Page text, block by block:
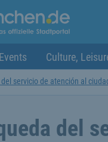
Events Culture,
servicio de atención al
del